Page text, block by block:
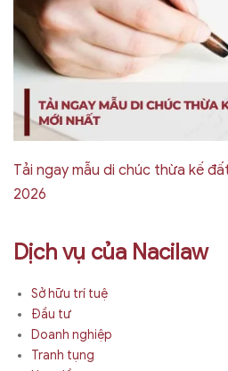
Tải ngay mẫu di chúc thừa kế
2026
Dịch vụ của Nacilaw
Sở hữu trí tuệ
Đầu tư
Doanh nghiệp
Tranh tụng